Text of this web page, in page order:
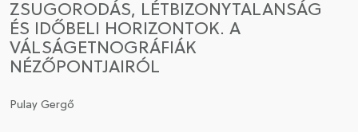
ZSUGORODÁS, LÉTBIZONYTALANSÁG
ÉS IDŐBELI HORIZONTOK. A
VÁLSÁGETNOGRÁFIÁK
NÉZŐPONTJAIRÓL
Pulay Gergő